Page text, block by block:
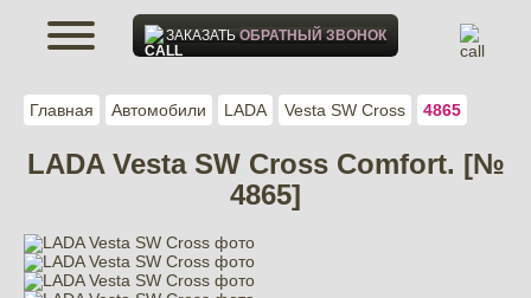
Главная Автомобили LADA Vesta SW Cross 4865
LADA Vesta SW Cross Comfort. [№
4865]
ЗАКАЗАТЬОБРАТНЫЙ ЗВОНОК